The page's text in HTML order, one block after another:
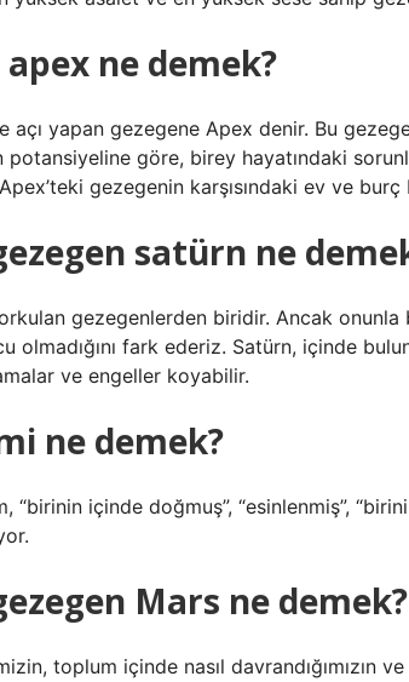
ne demek?
açı yapan gezegene Apex denir. Bu
potansiyeline göre, birey hayatındaki
gezegenin karşısındaki ev ve burç
satürn ne
gezegenlerden biridir. Ancak onunla
olmadığını fark ederiz. Satürn, içinde
ve engeller koyabilir.
ne demek?
“birinin içinde doğmuş”, “esinlenmiş”,
Mars ne demek?
toplum içinde nasıl davrandığımızın